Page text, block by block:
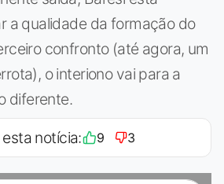
a qualidade da formação do
confronto (até agora, um
o interiono vai para a
diferente.
notícia: 9 3